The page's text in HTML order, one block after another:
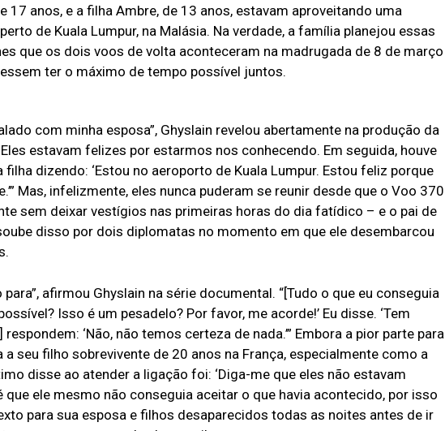
17 anos, e a filha Ambre, de 13 anos, estavam aproveitando uma
de Kuala Lumpur, na Malásia. Na verdade, a família planejou essas
que os dois voos de volta aconteceram na madrugada de 8 de março
ter o máximo de tempo possível juntos.
com minha esposa”, Ghyslain revelou abertamente na produção da
estavam felizes por estarmos nos conhecendo. Em seguida, houve
dizendo: ‘Estou no aeroporto de Kuala Lumpur. Estou feliz porque
Mas, infelizmente, eles nunca puderam se reunir desde que o Voo 370
sem deixar vestígios nas primeiras horas do dia fatídico – e o pai de
disso por dois diplomatas no momento em que ele desembarcou
afirmou Ghyslain na série documental. “[Tudo o que eu conseguia
Isso é um pesadelo? Por favor, me acorde!’ Eu disse. ‘Tem
‘Não, não temos certeza de nada.’” Embora a pior parte para
seu filho sobrevivente de 20 anos na França, especialmente como a
disse ao atender a ligação foi: ‘Diga-me que eles não estavam
que ele mesmo não conseguia aceitar o que havia acontecido, por isso
para sua esposa e filhos desaparecidos todas as noites antes de ir